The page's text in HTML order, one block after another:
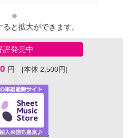
と拡大ができます。
評発売中
円 [本体 2,500円]